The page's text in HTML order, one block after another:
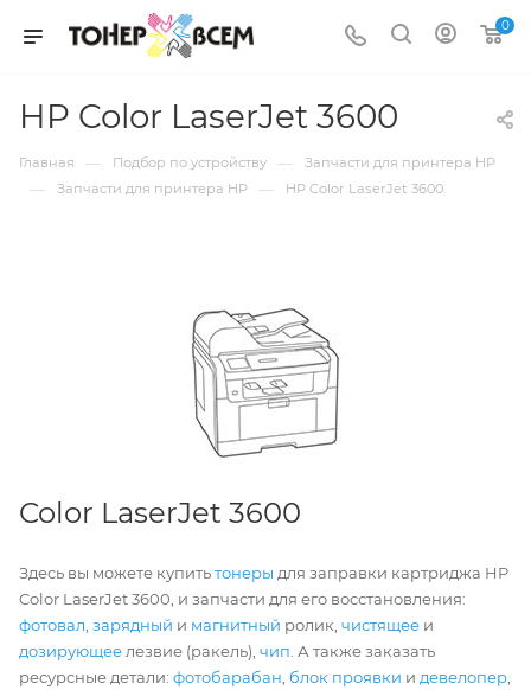
0
HP Color LaserJet 3600
Главная — Подбор по устройству — Запчасти для принтера HP
— Запчасти для принтера HP — HP Color LaserJet 3600
Color LaserJet 3600
Здесь вы можете купитьтонеры для заправки картриджа HP
Color LaserJet 3600, и запчасти для его восстановления:
фотовал зарядный и магнитный ролик, чистящее и
дозирующее лезвие (ракель), чип . А также заказать
ресурсные детали: фотобарабан блок проявки и девелопер